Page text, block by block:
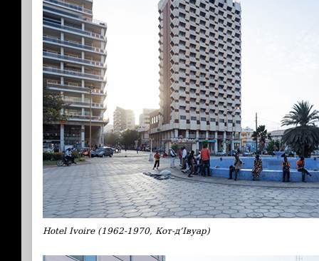
Hotel Ivoire (1962-1970, Кот-д’Івуар)